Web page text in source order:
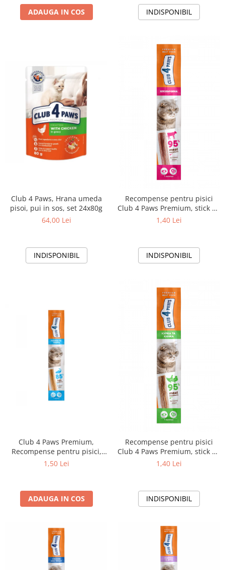
ADAUGA IN COS INDISPONIBIL
Club 4 Paws, Hrana umeda
pisoi, pui in sos, set 24x80g
64,00 Lei
INDISPONIBIL
Recompense pentru pisici
Club 4 Paws Premium, stick cu
vita, 5g
1,40 Lei
INDISPONIBIL
Club 4 Paws Premium,
Recompense pentru pisici,
stick cu somon si cod, 5g
1,50 Lei
ADAUGA IN COS
Recompense pentru pisici
Club 4 Paws Premium, stick cu
pui si rata, 5g
1,40 Lei
INDISPONIBIL